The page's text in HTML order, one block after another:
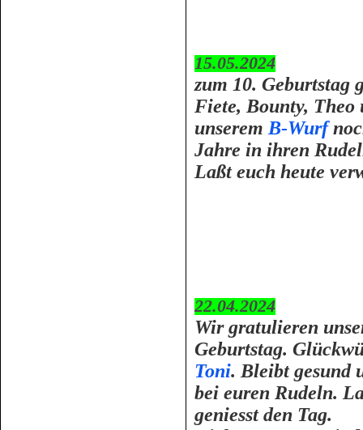
15.05.2024
zum 10. Geburtstag
Fiete, Bounty, Theo
unserem B-Wurf
Jahre in ihren
Laßt euch heute
22.04.2024
Wir gratulieren
Geburtstag.
Toni. Bleibt gesund
bei euren Rudeln.
geniesst den Tag.